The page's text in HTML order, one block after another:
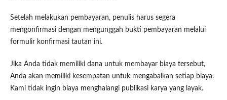
Setelah melakukan pembayaran, penulis harus segera
mengonfirmasi dengan mengunggah bukti pembayaran melalui
formulir konfirmasi tautan ini.
Jika Anda tidak memiliki dana untuk membayar biaya tersebut,
Anda akan memiliki kesempatan untuk mengabaikan setiap biaya.
Kami tidak ingin biaya menghalangi publikasi karya yang layak.